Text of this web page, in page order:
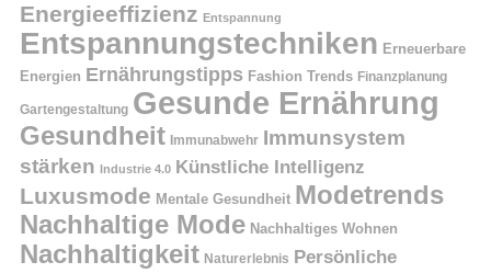
Energieeffizienz Entspannung
Entspannungstechniken Erneuerbare
Energien Ernährungstipps Fashion Trends Finanzplanung
Gartengestaltung Gesunde Ernährung
Gesundheit Immunabwehr Immunsystem
stärken
Industrie 4.0 Künstliche Intelligenz
Luxusmode Mentale Gesundheit Modetrends
Nachhaltige Mode Nachhaltiges Wohnen
Nachhaltigkeit Naturerlebnis Persönliche